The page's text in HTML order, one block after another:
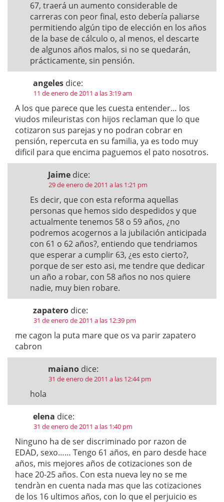
67, traerá un aumento considerable de
carreras con peor final, esto debería paliarse
permitiendo algún tipo de elección en los años
de la base de cálculo o, al menos, el descarte
de algunos años malos, si no se quedarán,
prácticamente, sin pensión.
angeles dice:
11 de enero de 2011 a las 3:19 am
A los que parece que les cuesta entender… los
viudos mileuristas con hijos reclaman que lo que
cotizaron sus parejas y no podran cobrar en
pensión, repercuta en su familia, ya es todo muy
dificil para que encima paguemos el pato nosotros.
Jaime dice:
29 de enero de 2011 a las 1:21 pm
Es decir, que con esta reforma aquellas
personas que hemos sido despedidos y que
actualmente tenemos 58 o 59 años, ¿no
podremos acogernos a la jubilación anticipada
con 61 o 62 años?, entiendo que tendriamos
que esperar a cumplir 63, ¿es esto cierto?,
porque de ser esto asi, me tendre que dedicar
un año a robar, con 58 años no nos quiere
nadie, muy bien robare.
zapatero dice:
31 de enero de 2011 a las 12:39 pm
me cagon la puta mare que os va parir zapatero
cabron
maiano dice:
31 de enero de 2011 a las 12:44 pm
hola
elena dice:
31 de enero de 2011 a las 1:40 pm
Ninguno ha de ser discriminado por razon de
EDAD, sexo…… Tengo 61 años, en paro desde hace
años, mis mejores años de cotizaciones son de
hace 20-25 años. Con esta nueva ley no se me
tendràn en cuenta nada mas que las cotizaciones
de los 16 ultimos años, con lo que el perjuicio es